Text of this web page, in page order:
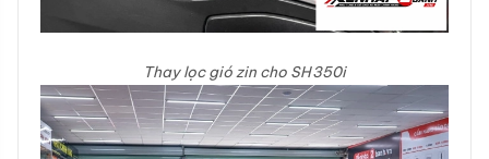
Thay lọc gió zin cho SH350i